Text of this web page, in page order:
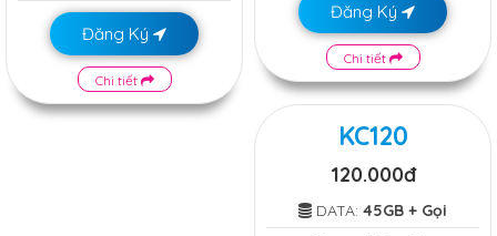
Đăng Ký
Chi tiết
Đăng Ký
Chi tiết
KC120
120.000đ
DATA: 45GB + Gọi